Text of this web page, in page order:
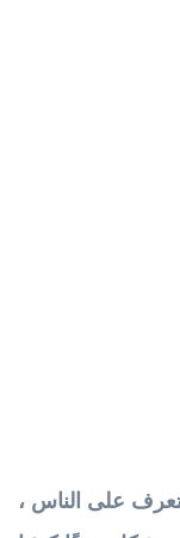
على الناس ،